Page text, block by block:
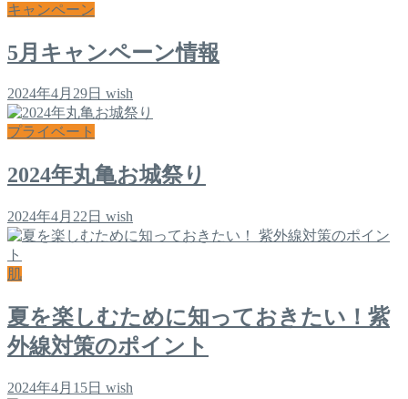
キャンペーン
5月キャンペーン情報
2024年4月29日 wish
プライベート
2024年丸亀お城祭り
2024年4月22日 wish
肌
夏を楽しむために知っておきたい！紫
外線対策のポイント
2024年4月15日 wish